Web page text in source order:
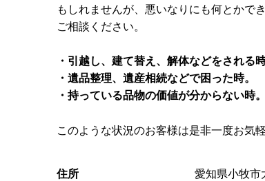
もしれませんが、悪いなりにも何とかで
ご相談ください。
・引越し、建て替え、解体などをされる時
・遺品整理、遺産相続などで困った時。
・持っている品物の価値が分からない時。
このような状況のお客様は是非一度お気
住所 愛知県小牧市